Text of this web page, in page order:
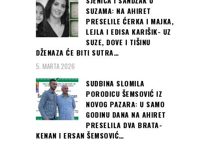
SUZAMA: NA AHIRET
PRESELILE ĆERKA I MAJKA,
LEJLA I EDISA KARIŠIK- UZ
SUZE, DOVE I TIŠINU
DŽENAZA ĆE BITI SUTRA…
5. MARTA 2026
SUDBINA SLOMILA
PORODICU ŠEMSOVIĆ IZ
NOVOG PAZARA: U SAMO
GODINU DANA NA AHIRET
PRESELILA DVA BRATA-
KENAN I ERSAN ŠEMSOVIĆ…